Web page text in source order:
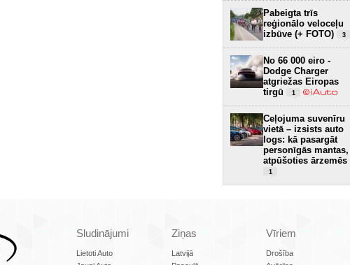
Pabeigta trīs
reģionālo veloceļu
izbūve (+ FOTO)
3
No 66 000 eiro -
Dodge Charger
atgriežas Eiropas
tirgū
1
Ceļojuma suvenīru
vietā – izsists auto
logs: kā pasargāt
personīgās mantas,
atpūšoties ārzemēs
1
Sludinājumi
Lietoti Auto
Ziņas
Latvijā
Vīriem
Drošība